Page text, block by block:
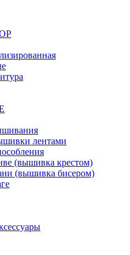
лентами
(вышивка крестом)
(вышивка бисером)